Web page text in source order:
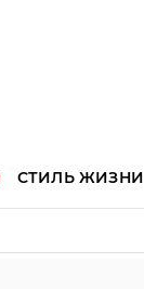
СТИЛЬ ЖИЗНИ